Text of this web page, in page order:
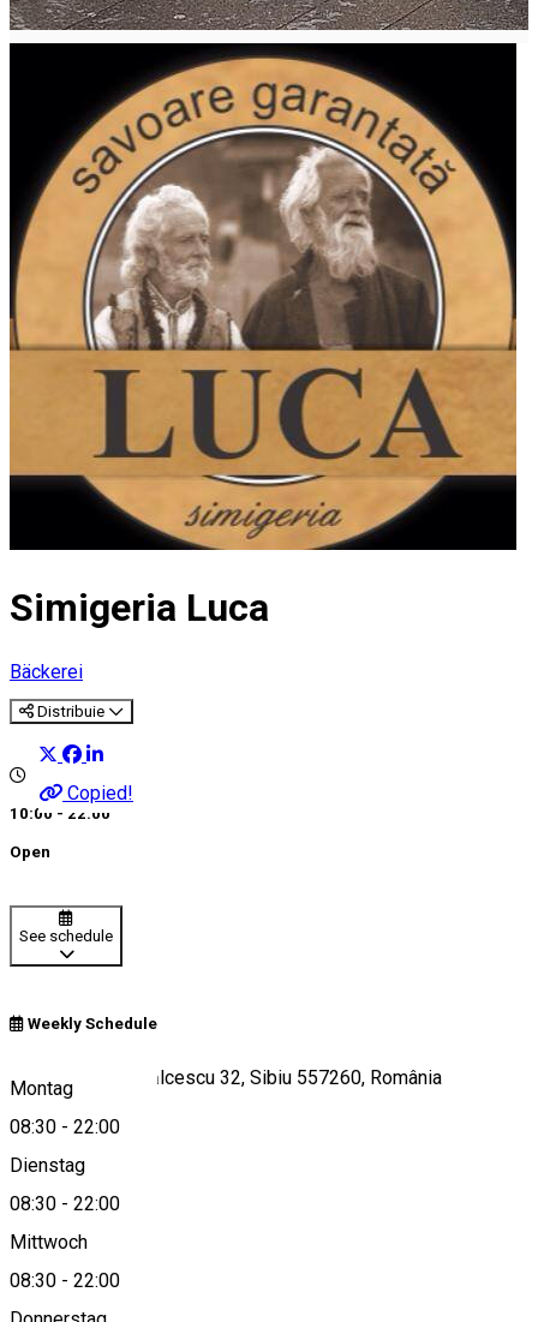
Simigeria Luca
Bäckerei
Distribuie
Copied!
10:00 - 22:00
Open
See schedule
Weekly Schedule
Montag
08:30 - 22:00
Dienstag
08:30 - 22:00
Mittwoch
08:30 - 22:00
Strada Nicolae Bălcescu 32, Sibiu 557260, România
View on map